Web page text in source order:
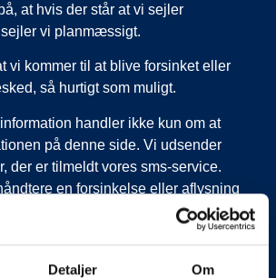
Detaljer Om
at hvis der står at vi sejler
vi planmæssigt.
vi kommer til at blive forsinket eller
så hurtigt som muligt.
handler ikke kun om at
på denne side. Vi udsender
der er tilmeldt vores sms-service.
en forsinkelse eller aflysning
i vores system, evt. flytte kunder til
til vognmænd der skal have flyttet